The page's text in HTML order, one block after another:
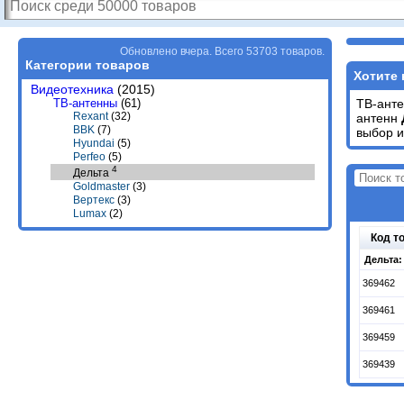
Обновлено вчера. Всего 53703 товаров.
Категории товаров
Видеотехника (2015)
ТВ-антенны (61)
Rexant(32)
BBK (7)
Hyundai (5)
Perfeo (5)
Дельта 4
Goldmaster (3)
Вертекс (3)
Lumax (2)
Хотите
ТВ-
антенн
выбор
Код
Дельта:
369462
369461
369459
369439